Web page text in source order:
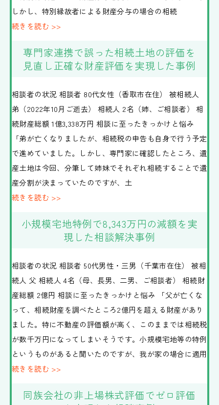
しかし、特別縁故者による財産分与の場合の相続
続きを読む >>
専門家連携で誤った相続土地の評価を
見直し正確な財産評価を実現した事例
相談者の状況 相談者 80代女性（香取市在住） 被相続人
弟（2022年10月ご逝去） 相続人 2名（姉、ご相談者） 相
続財産総額 1億3,338万円 相談に至ったきっかけと悩み
「弟が亡くなりましたが、相続税の申告も自身で行う予定
で進めていました。しかし、専門家に確認したところ、遺
産土地は今回、分筆して姉妹でそれぞれ相続することで遺
産分割が決まっていたのですが、土
続きを読む >>
小規模宅地特例で8,343万円の減額を実
現した相談解決事例
相談者の状況 相談者 50代男性・三男（千葉市在住） 被相
続人 父 相続人 4名（母、長男、二男、ご相談者） 相続財
産総額 2億円 相談に至ったきっかけと悩み 「父が亡くな
って、相続財産を調べたところ2億円を超える財産があり
ました。特に不動産の評価額が高く、このままでは相続税
が数千万円になってしまいそうです。小規模宅地等の特例
というものがあると聞いたのですが、我が家の場合に適用
続きを読む >>
同族会社の非上場株式評価でゼロ評価